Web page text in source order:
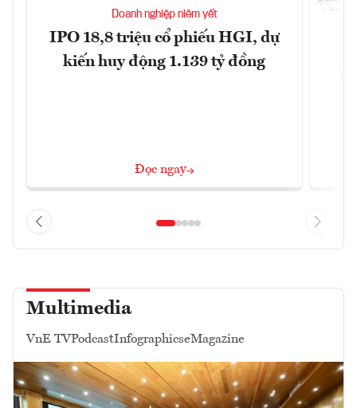
Doanh nghiệp niêm yết
IPO 18,8 triệu cổ phiếu HGI, dự
kiến huy động 1.139 tỷ đồng
Đọc ngay
Multimedia
VnE TVPodcastInfographicseMagazine